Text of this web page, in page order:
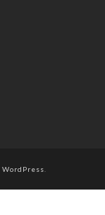
WordPress